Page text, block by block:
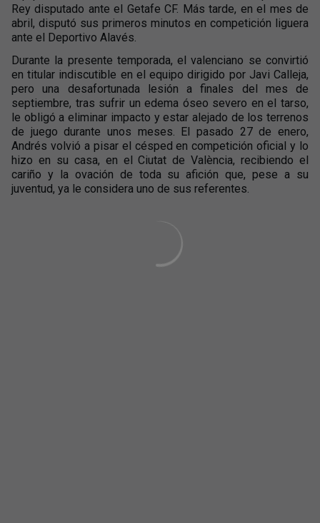
Rey disputado ante el Getafe CF. Más tarde, en el mes de
abril, disputó sus primeros minutos en competición liguera
ante el Deportivo Alavés.
Durante la presente temporada, el valenciano se convirtió
en titular indiscutible en el equipo dirigido por Javi Calleja,
pero una desafortunada lesión a finales del mes de
septiembre, tras sufrir un edema óseo severo en el tarso,
le obligó a eliminar impacto y estar alejado de los terrenos
de juego durante unos meses. El pasado 27 de enero,
Andrés volvió a pisar el césped en competición oficial y lo
hizo en su casa, en el Ciutat de València, recibiendo el
cariño y la ovación de toda su afición que, pese a su
juventud, ya le considera uno de sus referentes.